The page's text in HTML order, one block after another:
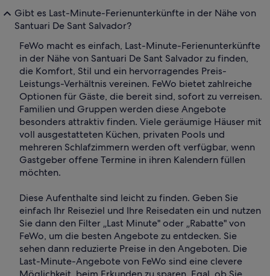
Gibt es Last-Minute-Ferienunterkünfte in der Nähe von
Santuari De Sant Salvador?
FeWo macht es einfach, Last-Minute-Ferienunterkünfte
in der Nähe von Santuari De Sant Salvador zu finden,
die Komfort, Stil und ein hervorragendes Preis-
Leistungs-Verhältnis vereinen. FeWo bietet zahlreiche
Optionen für Gäste, die bereit sind, sofort zu verreisen.
Familien und Gruppen werden diese Angebote
besonders attraktiv finden. Viele geräumige Häuser mit
voll ausgestatteten Küchen, privaten Pools und
mehreren Schlafzimmern werden oft verfügbar, wenn
Gastgeber offene Termine in ihren Kalendern füllen
möchten.
Diese Aufenthalte sind leicht zu finden. Geben Sie
einfach Ihr Reiseziel und Ihre Reisedaten ein und nutzen
Sie dann den Filter „Last Minute" oder „Rabatte" von
FeWo, um die besten Angebote zu entdecken. Sie
sehen dann reduzierte Preise in den Angeboten. Die
Last-Minute-Angebote von FeWo sind eine clevere